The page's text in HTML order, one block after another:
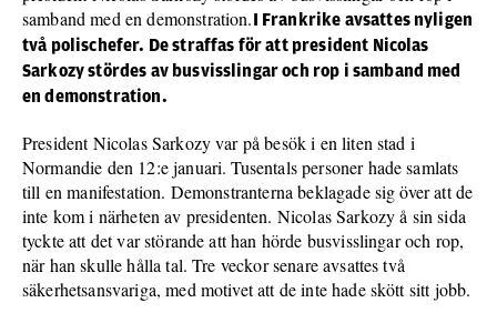
samband med en demonstration.I Frankrike avsattes nyligen
två polischefer. De straffas för att president Nicolas
Sarkozy stördes av busvisslingar och rop i samband med
en demonstration.
President Nicolas Sarkozy var på besök i en liten stad i
Normandie den 12:e januari. Tusentals personer hade samlats
till en manifestation. Demonstranterna beklagade sig över att de
inte kom i närheten av presidenten. Nicolas Sarkozy å sin sida
tyckte att det var störande att han hörde busvisslingar och rop,
när han skulle hålla tal. Tre veckor senare avsattes två
säkerhetsansvariga, med motivet att de inte hade skött sitt jobb.